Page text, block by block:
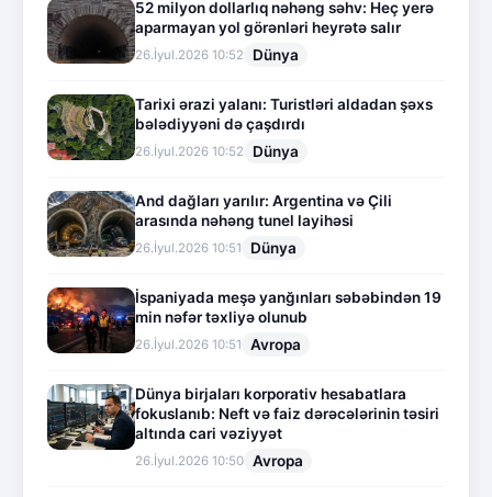
52 milyon dollarlıq nəhəng səhv: Heç yerə
aparmayan yol görənləri heyrətə salır
26.İyul.2026 10:52 Dünya
Tarixi ərazi yalanı: Turistləri aldadan şəxs
bələdiyyəni də çaşdırdı
26.İyul.2026 10:52 Dünya
And dağları yarılır: Argentina və Çili
arasında nəhəng tunel layihəsi
26.İyul.2026 10:51 Dünya
İspaniyada meşə yanğınları səbəbindən 19
min nəfər təxliyə olunub
26.İyul.2026 10:51 Avropa
Dünya birjaları korporativ hesabatlara
fokuslanıb: Neft və faiz dərəcələrinin təsiri
altında cari vəziyyət
26.İyul.2026 10:50 Avropa